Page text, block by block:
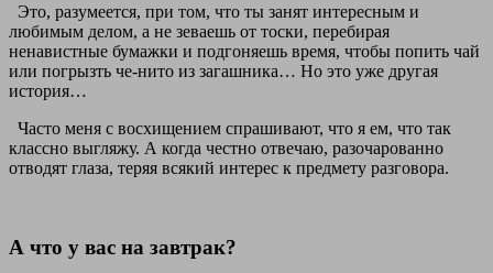
Это, разумеется, при том, что ты занят интересным и
любимым делом, а не зеваешь от тоски, перебирая
ненавистные бумажки и подгоняешь время, чтобы попить чай
или погрызть че-нито из загашника… Но это уже другая
история…
Часто меня с восхищением спрашивают, что я ем, что так
классно выгляжу. А когда честно отвечаю, разочарованно
отводят глаза, теряя всякий интерес к предмету разговора.
А что у вас на завтрак?